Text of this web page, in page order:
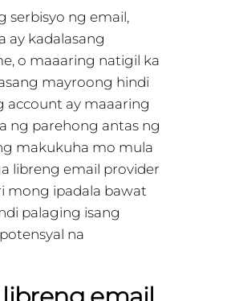
serbisyo ng email,
ay kadalasang
o maaaring natigil ka
mayroong hindi
account ay maaaring
ng parehong antas ng
makukuha mo mula
libreng email provider
mong ipadala bawat
palaging isang
na